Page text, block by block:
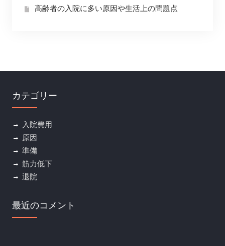
高齢者の入院に多い原因や生活上の問題点
カテゴリー
入院費用
原因
準備
筋力低下
退院
最近のコメント